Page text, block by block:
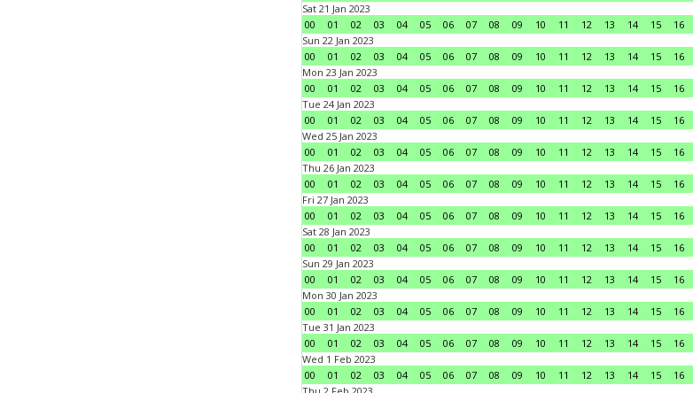
Sat 21 Jan 2023
00
01 02 03 04 05 06 07 08 09 10 11 12 13 14 15 16
Sun 22 Jan 2023
00
01 02 03 04 05 06 07 08 09 10 11 12 13 14 15 16
Mon 23 Jan 2023
00
01 02 03 04 05 06 07 08 09 10 11 12 13 14 15 16
Tue 24 Jan 2023
00
01 02 03 04 05 06 07 08 09 10 11 12 13 14 15 16
Wed 25 Jan 2023
00
01 02 03 04 05 06 07 08 09 10 11 12 13 14 15 16
Thu 26 Jan 2023
00
01 02 03 04 05 06 07 08 09 10 11 12 13 14 15 16
Fri 27 Jan 2023
00
01 02 03 04 05 06 07 08 09 10 11 12 13 14 15 16
Sat 28 Jan 2023
00
01 02 03 04 05 06 07 08 09 10 11 12 13 14 15 16
Sun 29 Jan 2023
00
01 02 03 04 05 06 07 08 09 10 11 12 13 14 15 16
Mon 30 Jan 2023
00
01 02 03 04 05 06 07 08 09 10 11 12 13 14 15 16
Tue 31 Jan 2023
00
01 02 03 04 05 06 07 08 09 10 11 12 13 14 15 16
Wed 1 Feb 2023
00
01 02 03 04 05 06 07 08 09 10 11 12 13 14 15 16